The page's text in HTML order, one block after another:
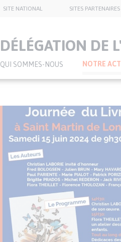
SITE NATIONAL SITES PARTENAIRES
DÉLÉGATION DE
QUI SOMMES-NOUS NOTRE